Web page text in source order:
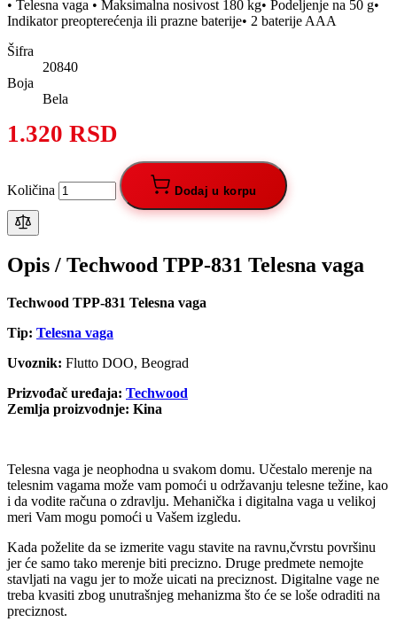
• Telesna vaga • Maksimalna nosivost 180 kg• Podeljenje na 50 g•
Indikator preopterećenja ili prazne baterije• 2 baterije AAA
Šifra
20840
Boja
Bela
1.320 RSD
Količina Dodaj u korpu
Opis / Techwood TPP-831 Telesna vaga
Techwood TPP-831 Telesna vaga
Tip: Telesna vaga
Uvoznik: Flutto DOO, Beograd
Prizvođač uređaja: Techwood
Zemlja proizvodnje: Kina
Telesna vaga je neophodna u svakom domu. Učestalo merenje na
telesnim vagama može vam pomoći u održavanju telesne težine, kao
i da vodite računa o zdravlju. Mehanička i digitalna vaga u velikoj
meri Vam mogu pomoći u Vašem izgledu.
Kada poželite da se izmerite vagu stavite na ravnu,čvrstu površinu
jer će samo tako merenje biti precizno. Druge predmete nemojte
stavljati na vagu jer to može uicati na preciznost. Digitalne vage ne
treba kvasiti zbog unutrašnjeg mehanizma što će se loše odraditi na
preciznost.